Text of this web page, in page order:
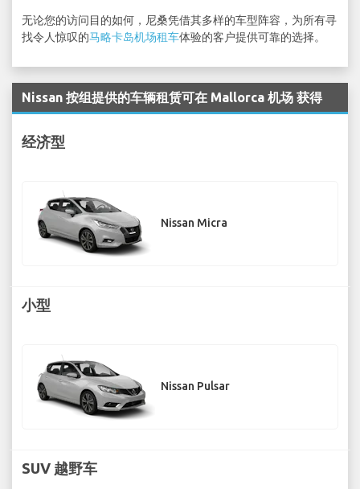
无论您的访问目的如何，尼桑凭借其多样的车型阵容，为所有寻
找令人惊叹的马略卡岛机场租车体验的客户提供可靠的选择。
Nissan 按组提供的车辆租赁可在 Mallorca 机场 获得
经济型
Nissan Micra
小型
Nissan Pulsar
SUV 越野车